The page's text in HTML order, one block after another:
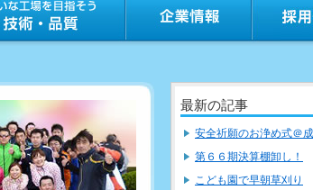
最新の記事
安全祈願のお浄め式＠
第６６期決算棚卸し！
こども園で早朝草刈り